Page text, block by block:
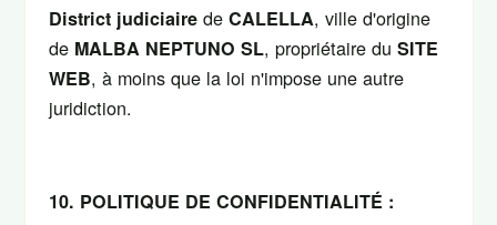
District judiciairede CALELLA, ville d'origine
de MALBA NEPTUNO SL, propriétaire du SITE
WEB, à moins que la loi n'impose une autre
juridiction.
10. POLITIQUE DE CONFIDENTIALITÉ :